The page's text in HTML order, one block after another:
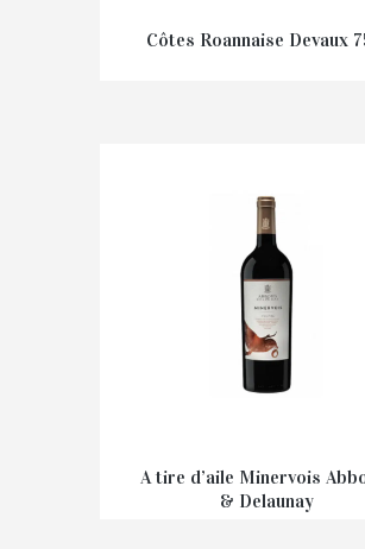
Côtes Roannaise Devaux
A tire d’aile Minervois
& Delaunay